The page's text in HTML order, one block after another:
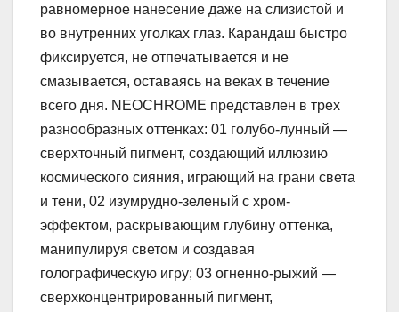
равномерное нанесение даже на слизистой и
во внутренних уголках глаз. Карандаш быстро
фиксируется, не отпечатывается и не
смазывается, оставаясь на веках в течение
всего дня. NEOCHROME представлен в трех
разнообразных оттенках: 01 голубо-лунный —
сверхточный пигмент, создающий иллюзию
космического сияния, играющий на грани света
и тени, 02 изумрудно-зеленый с хром-
эффектом, раскрывающим глубину оттенка,
манипулируя светом и создавая
голографическую игру; 03 огненно-рыжий —
сверхконцентрированный пигмент,